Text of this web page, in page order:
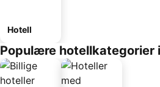
Hotell
Populære hotellkategorier